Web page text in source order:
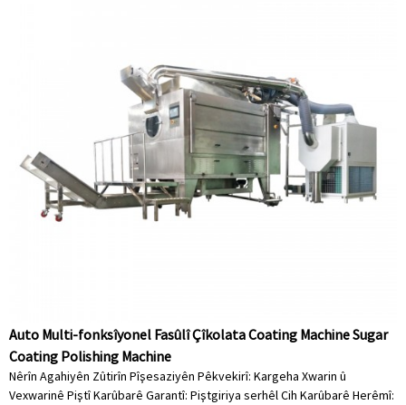
Auto Multi-fonksîyonel Fasûlî Çîkolata Coating Machine Sugar
Coating Polishing Machine
Nêrîn Agahiyên Zûtirîn Pîşesaziyên Pêkvekirî: Kargeha Xwarin û
Vexwarinê Piştî Karûbarê Garantî: Piştgiriya serhêl Cih Karûbarê Herêmî: